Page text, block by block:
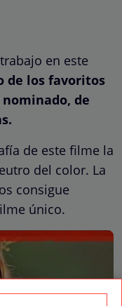
en este
de los favoritos
nominado, de
de este filme la
del color. La
consigue
único.